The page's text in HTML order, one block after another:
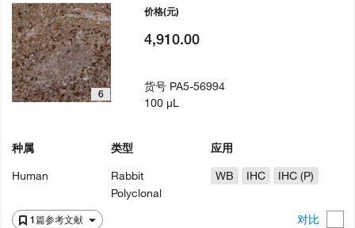
1篇参考文献 对比
6
种属
Human
类型
Rabbit
Polyclonal
应用
WB
IHC IHC (P)
价格(元)
4,910.00
货号 PA5-56994
100 µL